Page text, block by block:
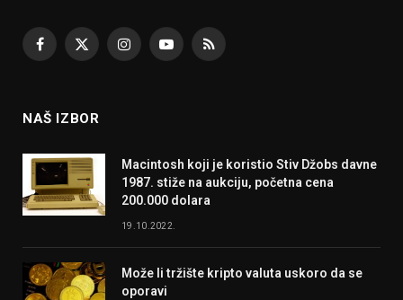
Facebook
X
InstagramYouTubeRSS
NAŠ IZBOR
Macintosh koji je koristio Stiv Džobs davne
1987. stiže na aukciju, početna cena
200.000 dolara
19.10.2022.
Može li tržište kripto valuta uskoro da se
oporavi